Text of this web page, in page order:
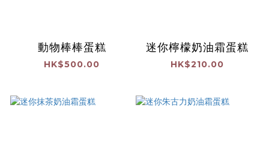
動物棒棒蛋糕
HK$500.00
迷你檸檬奶油霜蛋糕
HK$210.00